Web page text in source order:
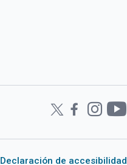
Declaración de accesibilidad